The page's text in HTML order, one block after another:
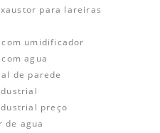
para lareiras
umidificador
agua
de parede
preço
de agua